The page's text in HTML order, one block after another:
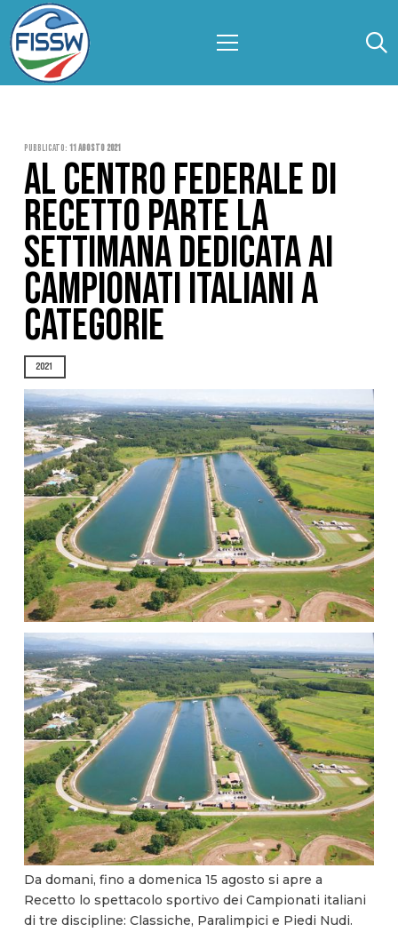
Pubblicato: 11 Agosto 2021
AL CENTRO FEDERALE DI
RECETTO PARTE LA
SETTIMANA DEDICATA AI
CAMPIONATI ITALIANI A
CATEGORIE
2021
Da domani, fino a domenica 15 agosto si apre a
Recetto lo spettacolo sportivo dei Campionati italiani
di tre discipline: Classiche, Paralimpici e Piedi Nudi.